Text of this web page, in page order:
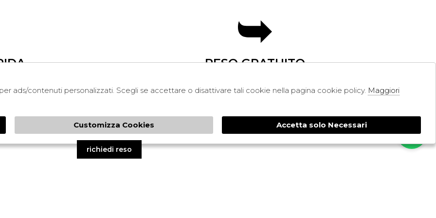
RESO GRATUITO
LEGAL
PRIVACY
TERMINI E CONDIZIONI
CONDIZIONI DI VENDITA
SHOPPING
PAGAMENTI
CONTATTI
richiedi reso
ads/contenuti personalizzati. Scegli se accettare o disattivare tali cookie nella pagina cookie policy. Maggiori
Customizza Cookies Accetta solo Necessari